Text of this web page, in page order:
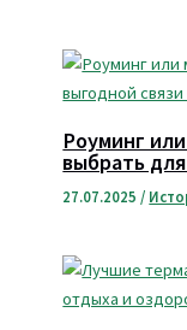
Роуминг
выбрать
27.07.2025/